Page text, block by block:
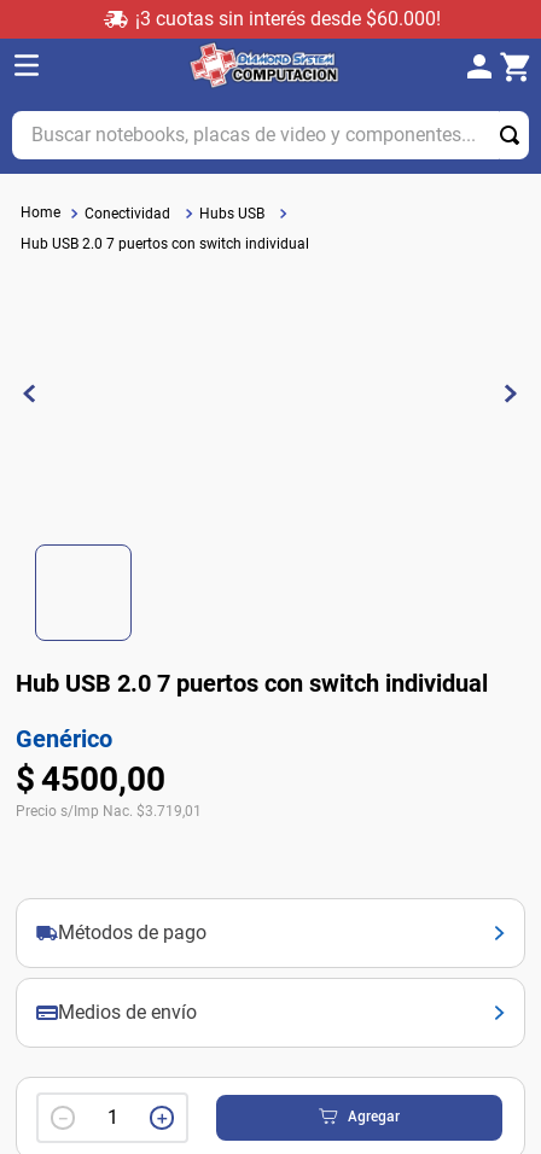
¡3 cuotas sin interés desde $60.000!
Buscar notebooks, placas de video y componentes...
Conectividad
Hubs USB
Hub USB 2.0 7 puertos con switch individual
Hub USB 2.0 7 puertos con switch individual
Genérico
$4500,00
Precio s/Imp Nac. $3.719,01
Métodos de pago
Medios de envío
＋
－ Agregar